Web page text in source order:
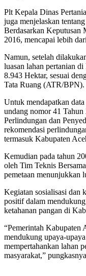
Plt Kepala Dinas
juga menjelaskan
Berdasarkan Keputusan
2016, mencapai lebih
Namun, setelah
luasan lahan pertanian
8.943 Hektar, sesuai
Tata Ruang (ATR/BPN).
Untuk mendapatkan
undang nomor 41
Perlindungan dan
rekomendasi
termasuk Kabupaten
Kemudian pada tahun
oleh Tim Teknis
pemetaan menunjukkan
Kegiatan sosialisasi dan
positif dalam
ketahanan pangan di
“Pemerintah Kabupaten
mendukung upaya-
mempertahankan lahan
masyarakat,”